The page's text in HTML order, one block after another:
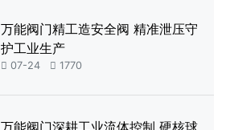
万能阀门精工造安全阀 精准泄压守
护工业生产
 07-24  1770